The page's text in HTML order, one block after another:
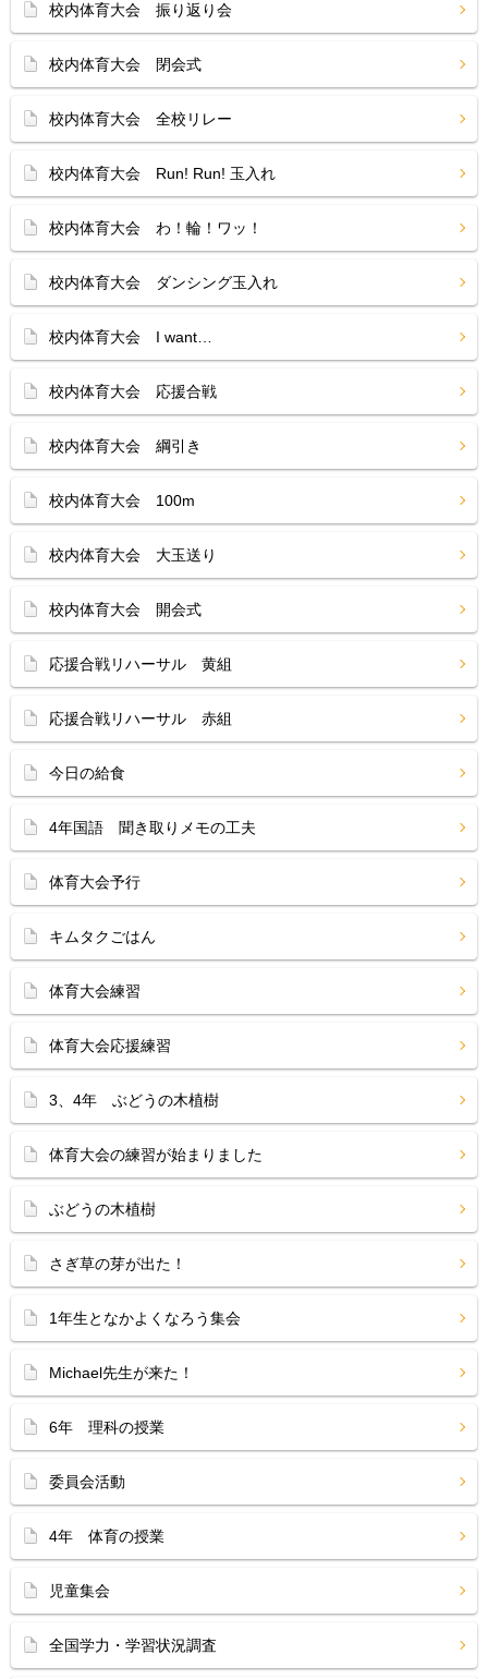
校内体育大会 振り返り会
校内体育大会 閉会式
校内体育大会 全校リレー
校内体育大会 Run! Run! 玉入れ
校内体育大会 わ！輪！ワッ！
校内体育大会 ダンシング玉入れ
校内体育大会 I want…
校内体育大会 応援合戦
校内体育大会 綱引き
校内体育大会 100m
校内体育大会 大玉送り
校内体育大会 開会式
応援合戦リハーサル 黄組
応援合戦リハーサル 赤組
今日の給食
4年国語 聞き取りメモの工夫
体育大会予行
キムタクごはん
体育大会練習
体育大会応援練習
3、4年 ぶどうの木植樹
体育大会の練習が始まりました
ぶどうの木植樹
さぎ草の芽が出た！
1年生となかよくなろう集会
Michael先生が来た！
6年 理科の授業
委員会活動
4年 体育の授業
児童集会
全国学力・学習状況調査